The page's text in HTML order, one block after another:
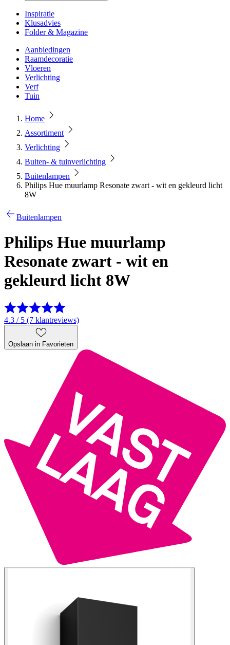
Inspiratie
Klusadvies
Folder & Magazine
Aanbiedingen
Raamdecoratie
Vloeren
Verlichting
Verf
Tuin
Home
Assortiment
Verlichting
Buiten- & tuinverlichting
Buitenlampen
Philips Hue muurlamp Resonate zwart - wit en gekleurd licht
8W
Buitenlampen
Philips Hue muurlamp
Resonate zwart - wit en
gekleurd licht 8W
4.3 / 5 (7 klantreviews)
Opslaan in Favorieten